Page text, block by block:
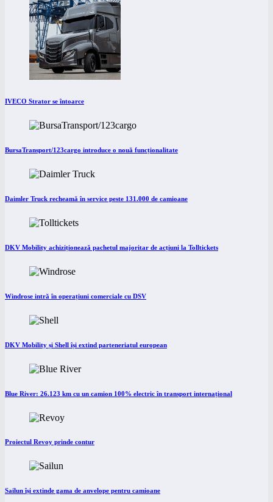
IVECO Strator se întoarce
BursaTransport/123cargo introduce o nouă funcționalitate
Daimler Truck recheamă în service peste 131.000 de camioane
DKV Mobility achiziționează pachetul majoritar de acțiuni la Tolltickets
Windrose intră în operațiuni comerciale cu DSV
DKV Mobility și Shell își extind parteneriatul european
Blue River: 26.123 km cu un camion 100% electric în transport internațional
Proiectul Revoy prinde contur
Sailun își extinde gama de anvelope pentru camioane